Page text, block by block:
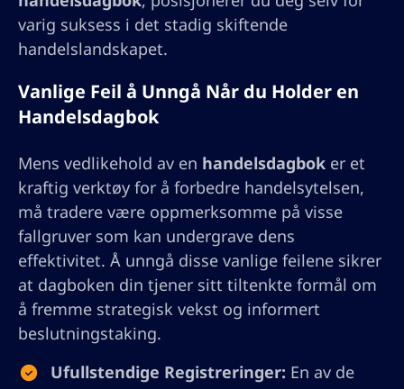
varig suksess i det stadig skiftende
handelslandskapet.
Vanlige Feil å Unngå Når du Holder en
Handelsdagbok
Mens vedlikehold av en handelsdagbok er et
kraftig verktøy for å forbedre handelsytelsen,
må tradere være oppmerksomme på visse
fallgruver som kan undergrave dens
effektivitet. Å unngå disse vanlige feilene sikrer
at dagboken din tjener sitt tiltenkte formål om
å fremme strategisk vekst og informert
beslutningstaking.
Ufullstendige Registreringer: En av de